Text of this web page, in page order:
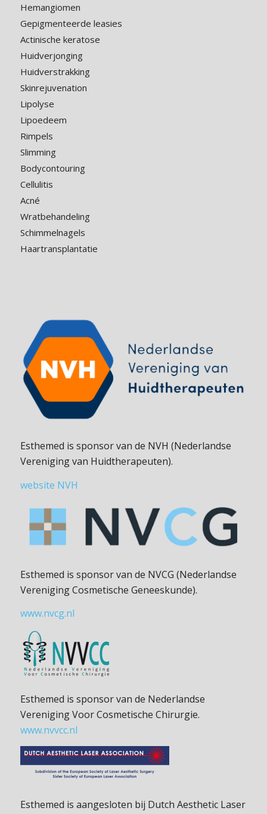
Hemangiomen
Gepigmenteerde leasies
Actinische keratose
Huidverjonging
Huidverstrakking
Skinrejuvenation
Lipolyse
Lipoedeem
Rimpels
Slimming
Bodycontouring
Cellulitis
Acné
Wratbehandeling
Schimmelnagels
Haartransplantatie
Esthemed is sponsor van de NVH (Nederlandse
Vereniging van Huidtherapeuten).
website NVH
Esthemed is sponsor van de NVCG (Nederlandse
Vereniging Cosmetische Geneeskunde).
www.nvcg.nl
Esthemed is sponsor van de Nederlandse
Vereniging Voor Cosmetische Chirurgie.
www.nvvcc.nl
Esthemed is aangesloten bij Dutch Aesthetic Laser